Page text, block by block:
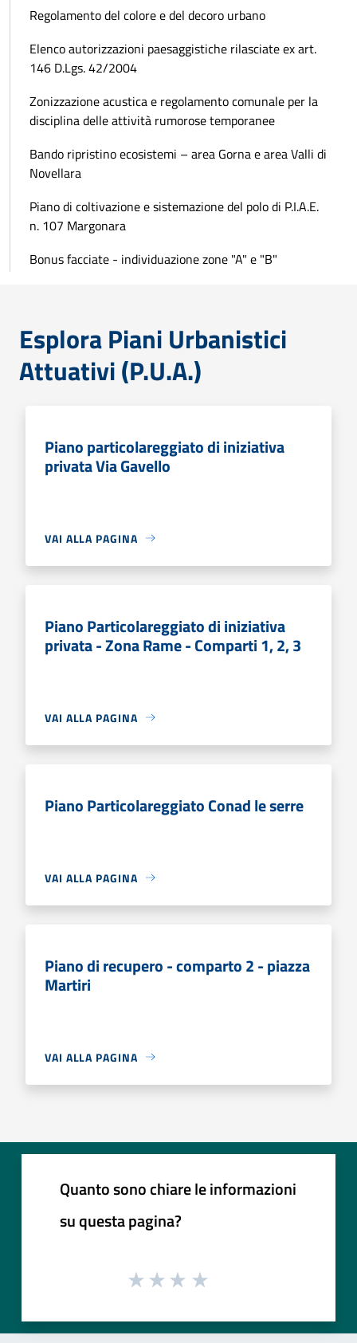
Regolamento del colore e del decoro urbano
Elenco autorizzazioni paesaggistiche rilasciate ex art.
146 D.Lgs. 42/2004
Zonizzazione acustica e regolamento comunale per la
disciplina delle attività rumorose temporanee
Bando ripristino ecosistemi – area Gorna e area Valli di
Novellara
Piano di coltivazione e sistemazione del polo di P.I.A.E.
n. 107 Margonara
Bonus facciate - individuazione zone "A" e "B"
Esplora Piani Urbanistici
Attuativi (P.U.A.)
Piano particolareggiato di iniziativa
privata Via Gavello
VAI ALLA PAGINA
Piano Particolareggiato di iniziativa
privata - Zona Rame - Comparti 1, 2, 3
VAI ALLA PAGINA
Piano Particolareggiato Conad le serre
VAI ALLA PAGINA
Piano di recupero - comparto 2 - piazza
Martiri
VAI ALLA PAGINA
Quanto sono chiare le informazioni
su questa pagina?